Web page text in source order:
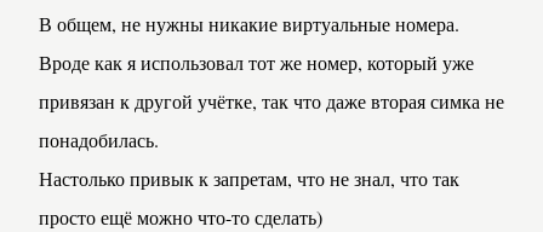
В общем, не нужны никакие виртуальные номера.
Вроде как я использовал тот же номер, который уже
привязан к другой учётке, так что даже вторая симка не
понадобилась.
Настолько привык к запретам, что не знал, что так
просто ещё можно что-то сделать)